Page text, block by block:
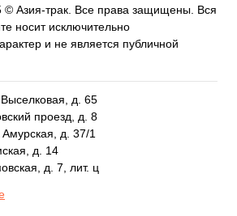
© Азия-трак. Все права защищены. Вся
носит исключительно
и не является публичной
д. 65
проезд, д. 8
д. 37/1
д. 14
д. 7, лит. ц